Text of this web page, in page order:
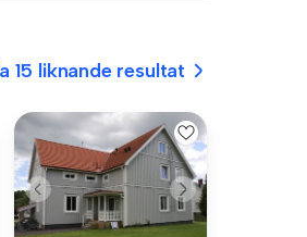
15 liknande resultat